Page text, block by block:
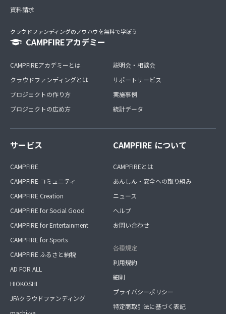
資料請求
クラウドファンディングのノウハウを無料で学ぼう
CAMPFIREアカデミー
CAMPFIREアカデミーとは
クラウドファンディングとは
プロジェクトの作り方
プロジェクトの広め方
説明会・相談会
サポートサービス
実施事例
統計データ
サービス
CAMPFIRE
CAMPFIRE コミュニティ
CAMPFIRE Creation
CAMPFIRE for Social Good
CAMPFIRE for Entertainment
CAMPFIRE for Sports
CAMPFIRE ふるさと納税
AD FOR ALL
HIOKOSHI
JFAクラウドファンディング
CAMPFIRE について
CAMPFIREとは
あんしん・安全への取り組み
ニュース
ヘルプ
お問い合わせ
各種規定
利用規約
細則
プライバシーポリシー
特定商取引法に基づく表記